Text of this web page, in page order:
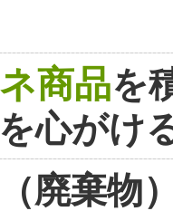
商品を
心がけ
廃棄物